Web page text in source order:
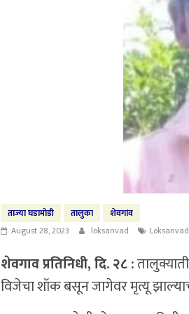
ताज्या घडामोडी तालुका
शेवगांव
August 28, 2023
loksanvad
शेवगाव प्रतिनिधी, दि. २८ :
विजेचा शॉक बसून जागेवर मृत्यू